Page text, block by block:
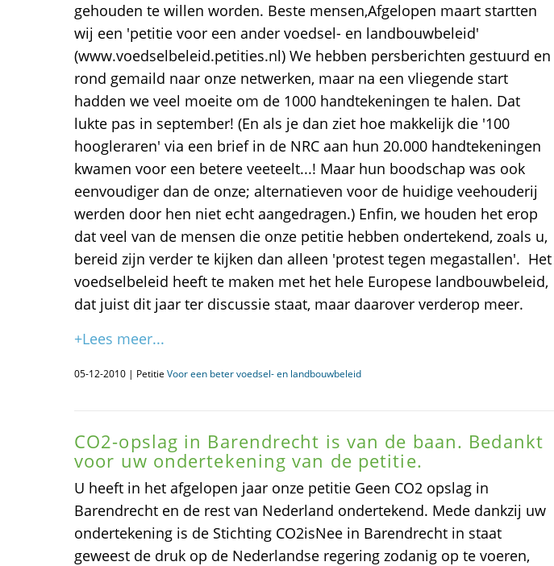
gehouden te willen worden. Beste mensen,Afgelopen maart startten
wij een 'petitie voor een ander voedsel- en landbouwbeleid'
(www.voedselbeleid.petities.nl) We hebben persberichten gestuurd en
rond gemaild naar onze netwerken, maar na een vliegende start
hadden we veel moeite om de 1000 handtekeningen te halen. Dat
lukte pas in september! (En als je dan ziet hoe makkelijk die '100
hoogleraren' via een brief in de NRC aan hun 20.000 handtekeningen
kwamen voor een betere veeteelt...! Maar hun boodschap was ook
eenvoudiger dan de onze; alternatieven voor de huidige veehouderij
werden door hen niet echt aangedragen.) Enfin, we houden het erop
dat veel van de mensen die onze petitie hebben ondertekend, zoals u,
bereid zijn verder te kijken dan alleen 'protest tegen megastallen'. Het
voedselbeleid heeft te maken met het hele Europese landbouwbeleid,
dat juist dit jaar ter discussie staat, maar daarover verderop meer.
+Lees meer...
05-12-2010 | Petitie Voor een beter voedsel- en landbouwbeleid
CO2-opslag in Barendrecht is van de baan. Bedankt
voor uw ondertekening van de petitie.
U heeft in het afgelopen jaar onze petitie Geen CO2 opslag in
Barendrecht en de rest van Nederland ondertekend. Mede dankzij uw
ondertekening is de Stichting CO2isNee in Barendrecht in staat
geweest de druk op de Nederlandse regering zodanig op te voeren,